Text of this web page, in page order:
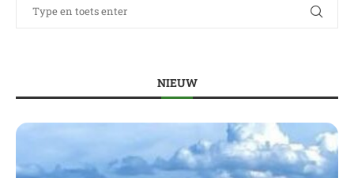
NIEUW